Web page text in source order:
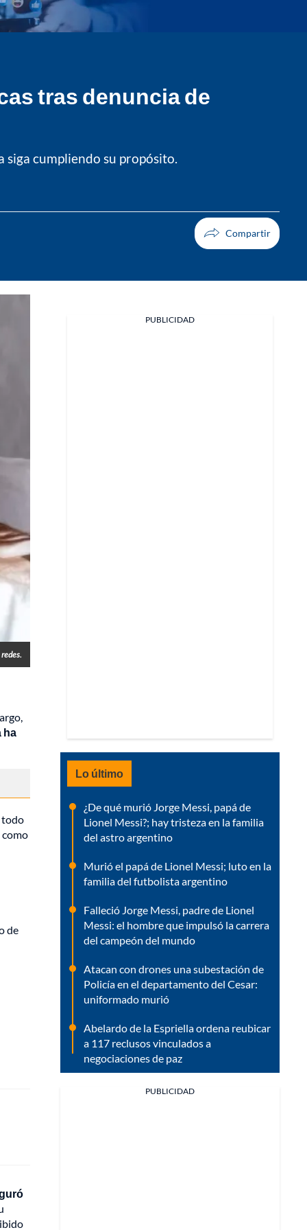
tras denuncia de
siga cumpliendo su propósito.
redes.
ha
todo
de
PUBLICIDAD
Lo último
¿De qué murió Jorge Messi, papá de
Lionel Messi?; hay tristeza en la familia
del astro argentino
Murió el papá de Lionel Messi; luto en la
familia del futbolista argentino
Falleció Jorge Messi, padre de Lionel
Messi: el hombre que impulsó la carrera
del campeón del mundo
Atacan con drones una subestación de
Policía en el departamento del Cesar:
uniformado murió
Abelardo de la Espriella ordena reubicar
a 117 reclusos vinculados a
negociaciones de paz
PUBLICIDAD